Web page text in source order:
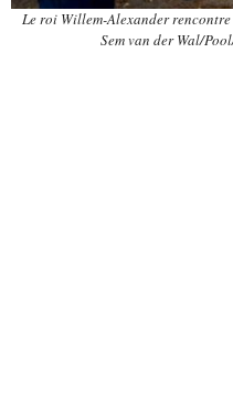
Le roi Willem-Alexander
Sem van der Wal/